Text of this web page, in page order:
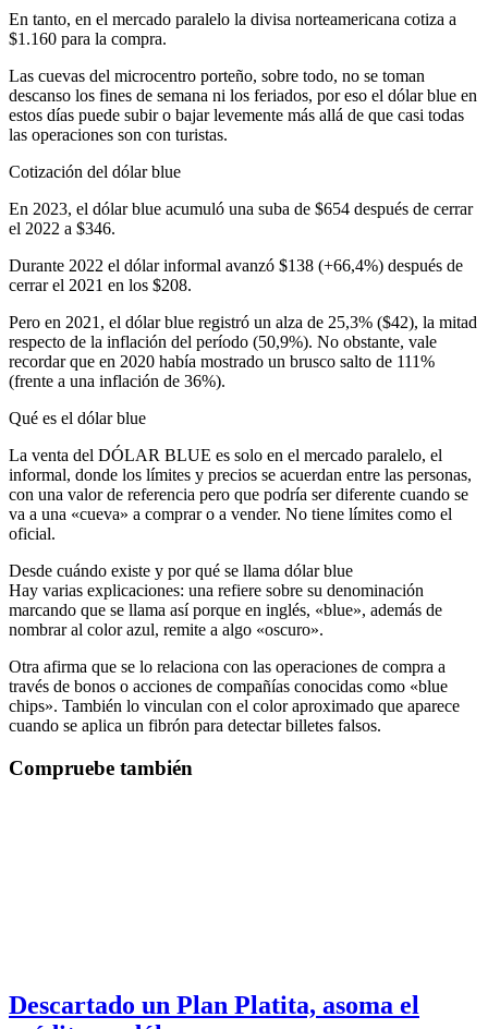
En tanto, en el mercado paralelo la divisa norteamericana cotiza a
$1.160 para la compra.
Las cuevas del microcentro porteño, sobre todo, no se toman
descanso los fines de semana ni los feriados, por eso el dólar blue en
estos días puede subir o bajar levemente más allá de que casi todas
las operaciones son con turistas.
Cotización del dólar blue
En 2023, el dólar blue acumuló una suba de $654 después de cerrar
el 2022 a $346.
Durante 2022 el dólar informal avanzó $138 (+66,4%) después de
cerrar el 2021 en los $208.
Pero en 2021, el dólar blue registró un alza de 25,3% ($42), la mitad
respecto de la inflación del período (50,9%). No obstante, vale
recordar que en 2020 había mostrado un brusco salto de 111%
(frente a una inflación de 36%).
Qué es el dólar blue
La venta del DÓLAR BLUE es solo en el mercado paralelo, el
informal, donde los límites y precios se acuerdan entre las personas,
con una valor de referencia pero que podría ser diferente cuando se
va a una «cueva» a comprar o a vender. No tiene límites como el
oficial.
Desde cuándo existe y por qué se llama dólar blue
Hay varias explicaciones: una refiere sobre su denominación
marcando que se llama así porque en inglés, «blue», además de
nombrar al color azul, remite a algo «oscuro».
Otra afirma que se lo relaciona con las operaciones de compra a
través de bonos o acciones de compañías conocidas como «blue
chips». También lo vinculan con el color aproximado que aparece
cuando se aplica un fibrón para detectar billetes falsos.
Compruebe también
Descartado un Plan Platita, asoma el